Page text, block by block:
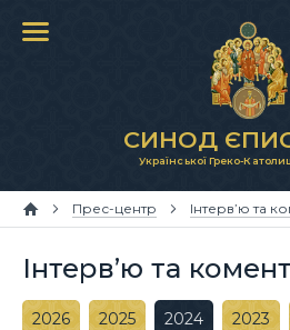
СИНОД
Української Греко-
Прес-центр Інтерв’ю та
Інтерв’ю та
2026 2025 2024 2023